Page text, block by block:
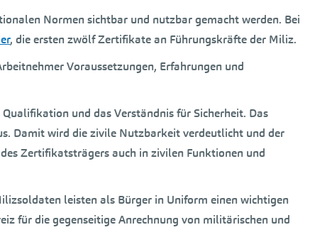
Normen sichtbar und nutzbar gemacht werden. Bei
, die ersten zwölf Zertifikate an Führungskräfte der Miliz.
Voraussetzungen, Erfahrungen und
und das Verständnis für Sicherheit. Das
Damit wird die zivile Nutzbarkeit verdeutlicht und der
Zertifikatsträgers auch in zivilen Funktionen und
leisten als Bürger in Uniform einen wichtigen
für die gegenseitige Anrechnung von militärischen und